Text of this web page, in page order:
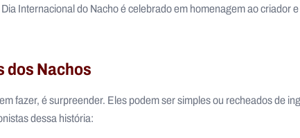
Internacional do Nacho é celebrado em homenagem ao criador
Nachos
fazer, é surpreender. Eles podem ser simples ou recheados de
dessa história: